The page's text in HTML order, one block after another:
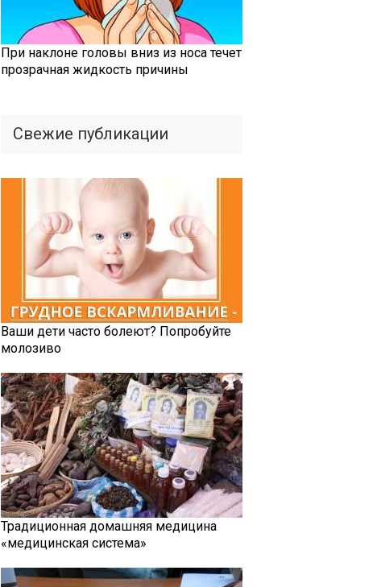
При наклоне головы вниз из носа течет
прозрачная жидкость причины
Свежие публикации
Ваши дети часто болеют? Попробуйте
молозиво
Традиционная домашняя медицина
«медицинская система»